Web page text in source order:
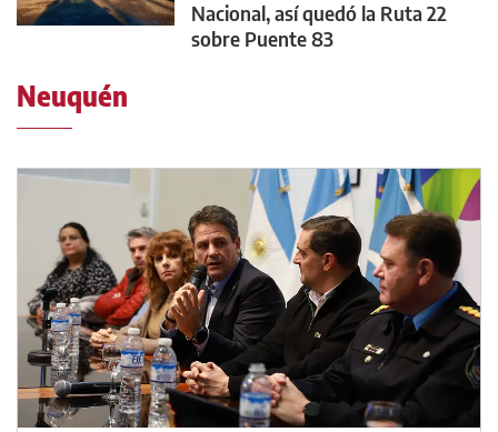
Nacional, así quedó la Ruta 22
sobre Puente 83
Neuquén